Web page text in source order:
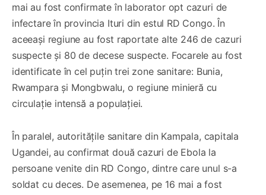
mai au fost confirmate în laborator opt cazuri de
infectare în provincia Ituri din estul RD Congo. În
aceeași regiune au fost raportate alte 246 de cazuri
suspecte și 80 de decese suspecte. Focarele au fost
identificate în cel puțin trei zone sanitare: Bunia,
Rwampara și Mongbwalu, o regiune minieră cu
circulație intensă a populației.
În paralel, autoritățile sanitare din Kampala, capitala
Ugandei, au confirmat două cazuri de Ebola la
persoane venite din RD Congo, dintre care unul s-a
soldat cu deces. De asemenea, pe 16 mai a fost